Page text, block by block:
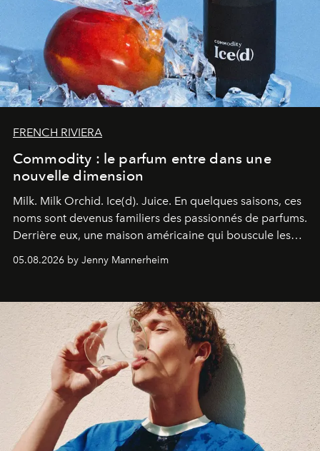
FRENCH RIVIERA
Commodity : le parfum entre dans une
nouvelle dimension
Milk. Milk Orchid. Ice(d). Juice. En quelques saisons, ces
noms sont devenus familiers des passionnés de parfums.
Derrière eux, une maison américaine qui bouscule les
codes de la parfumerie contemporaine en proposant
une approche aussi intuitive que personnelle :
05.08.2026 by Jenny Mannerheim